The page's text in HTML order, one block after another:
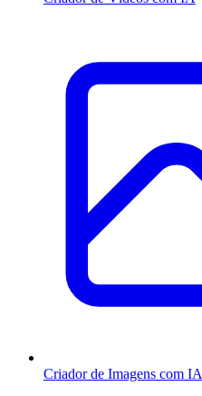
Criador de Imagens com IA